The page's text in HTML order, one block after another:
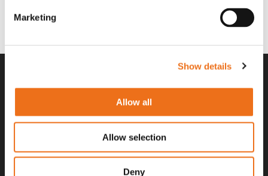
Marketing
Show details
Allow all
Allow selection
Deny
Alla priser på tillbehör och tillval gäller vid köp av ny maskin. Priserna